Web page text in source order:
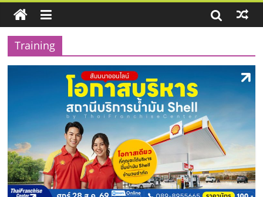
ธุรกิจ
SME
แห่ง
ประเทศไทย,
ThaiSMEsCenter,
รวม
Training